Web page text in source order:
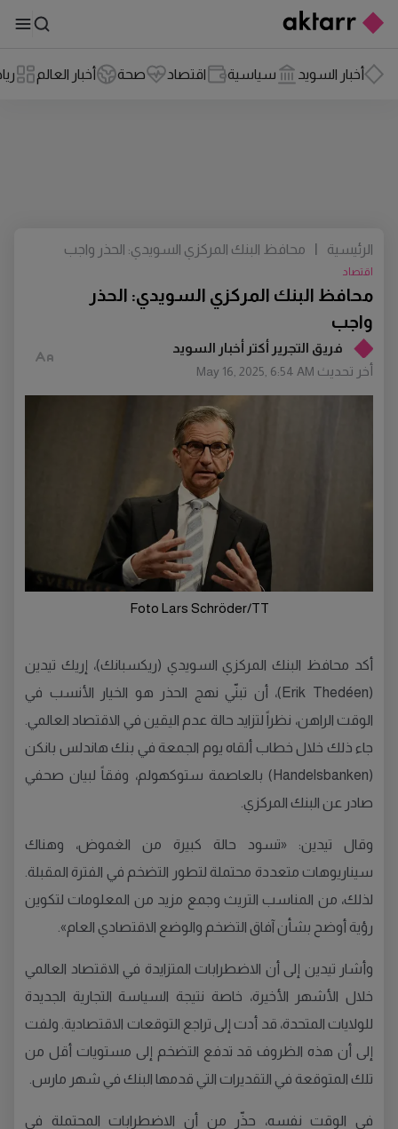
أخبار السويد سياسية اقتصاد صحة أخبار العالم
فريق التجرير أكتر أخبار السويد
أخر تحديث May 16, 2025, 6:54 AM
محافظ البنك المركزي السويدي: الحذر
واجب
اقتصاد
الرئيسية | محافظ البنك المركزي السويدي: الحذر واجب
Foto Lars Schröder/TT
أكد محافظ البنك المركزي السويدي (ريكسبانك)، إريك تيدين
(Erik Thedéen)، أن تبنّي نهج الحذر هو الخيار الأنسب في
الوقت الراهن، نظراً لتزايد حالة عدم اليقين في الاقتصاد العالمي.
جاء ذلك خلال خطاب ألقاه يوم الجمعة في بنك هاندلس بانكن
(Handelsbanken) بالعاصمة ستوكهولم، وفقاً لبيان صحفي
صادر عن البنك المركزي.
وقال تيدين: «تسود حالة كبيرة من الغموض، وهناك
سيناريوهات متعددة محتملة لتطور التضخم في الفترة المقبلة.
لذلك، من المناسب التريث وجمع مزيد من المعلومات لتكوين
رؤية أوضح بشأن آفاق التضخم والوضع الاقتصادي العام».
وأشار تيدين إلى أن الاضطرابات المتزايدة في الاقتصاد العالمي
خلال الأشهر الأخيرة، خاصة نتيجة السياسة التجارية الجديدة
للولايات المتحدة، قد أدت إلى تراجع التوقعات الاقتصادية. ولفت
إلى أن هذه الظروف قد تدفع التضخم إلى مستويات أقل من
تلك المتوقعة في التقديرات التي قدمها البنك في شهر مارس.
في الوقت نفسه، حذّر من أن الاضطرابات المحتملة في